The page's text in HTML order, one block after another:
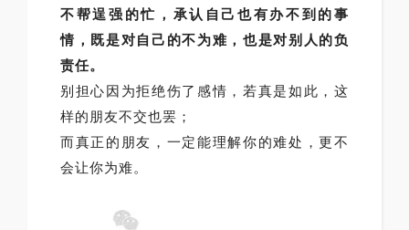
不帮逞强的忙，承认自己也有办不到的事
情，既是对自己的不为难，也是对别人的负
责任。
别担心因为拒绝伤了感情，若真是如此，这
样的朋友不交也罢；
而真正的朋友，一定能理解你的难处，更不
会让你为难。